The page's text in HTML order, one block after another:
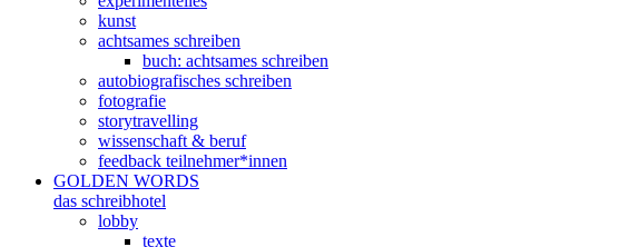
kunst
achtsames schreiben
buch: achtsames schreiben
autobiografisches schreiben
fotografie
storytravelling
wissenschaft & beruf
feedback teilnehmer*innen
GOLDEN WORDS
das schreibhotel
lobby
texte